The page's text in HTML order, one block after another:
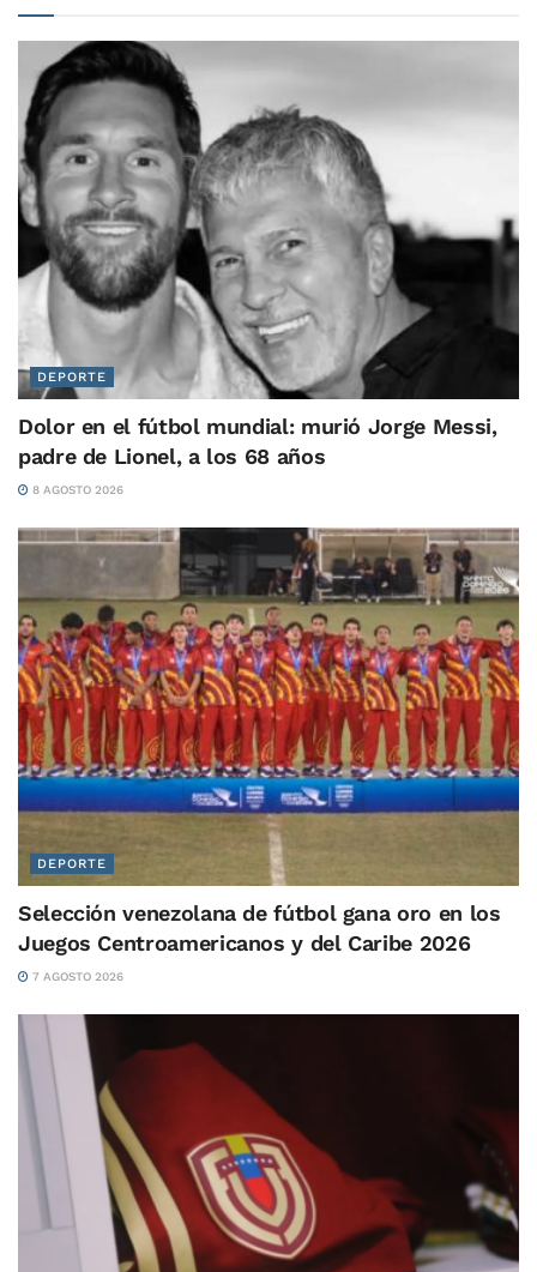
DEPORTE
Dolor en el fútbol mundial: murió Jorge Messi,
padre de Lionel, a los 68 años
8 AGOSTO 2026
DEPORTE
Selección venezolana de fútbol gana oro en los
Juegos Centroamericanos y del Caribe 2026
7 AGOSTO 2026